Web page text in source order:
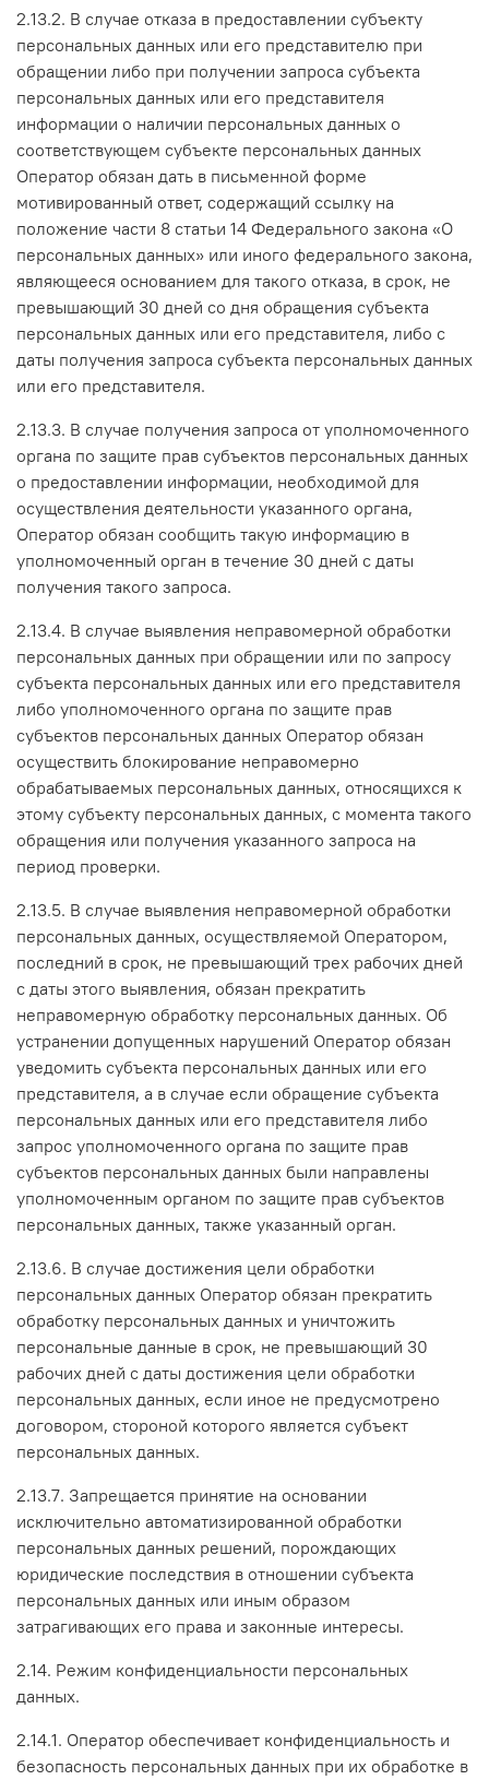
2.13.2. В случае отказа в предоставлении субъекту
персональных данных или его представителю при
обращении либо при получении запроса субъекта
персональных данных или его представителя
информации о наличии персональных данных о
соответствующем субъекте персональных данных
Оператор обязан дать в письменной форме
мотивированный ответ, содержащий ссылку на
положение части 8 статьи 14 Федерального закона «О
персональных данных» или иного федерального закона,
являющееся основанием для такого отказа, в срок, не
превышающий 30 дней со дня обращения субъекта
персональных данных или его представителя, либо с
даты получения запроса субъекта персональных данных
или его представителя.
2.13.3. В случае получения запроса от уполномоченного
органа по защите прав субъектов персональных данных
о предоставлении информации, необходимой для
осуществления деятельности указанного органа,
Оператор обязан сообщить такую информацию в
уполномоченный орган в течение 30 дней с даты
получения такого запроса.
2.13.4. В случае выявления неправомерной обработки
персональных данных при обращении или по запросу
субъекта персональных данных или его представителя
либо уполномоченного органа по защите прав
субъектов персональных данных Оператор обязан
осуществить блокирование неправомерно
обрабатываемых персональных данных, относящихся к
этому субъекту персональных данных, с момента такого
обращения или получения указанного запроса на
период проверки.
2.13.5. В случае выявления неправомерной обработки
персональных данных, осуществляемой Оператором,
последний в срок, не превышающий трех рабочих дней
с даты этого выявления, обязан прекратить
неправомерную обработку персональных данных. Об
устранении допущенных нарушений Оператор обязан
уведомить субъекта персональных данных или его
представителя, а в случае если обращение субъекта
персональных данных или его представителя либо
запрос уполномоченного органа по защите прав
субъектов персональных данных были направлены
уполномоченным органом по защите прав субъектов
персональных данных, также указанный орган.
2.13.6. В случае достижения цели обработки
персональных данных Оператор обязан прекратить
обработку персональных данных и уничтожить
персональные данные в срок, не превышающий 30
рабочих дней с даты достижения цели обработки
персональных данных, если иное не предусмотрено
договором, стороной которого является субъект
персональных данных.
2.13.7. Запрещается принятие на основании
исключительно автоматизированной обработки
персональных данных решений, порождающих
юридические последствия в отношении субъекта
персональных данных или иным образом
затрагивающих его права и законные интересы.
2.14. Режим конфиденциальности персональных
данных.
2.14.1. Оператор обеспечивает конфиденциальность и
безопасность персональных данных при их обработке в